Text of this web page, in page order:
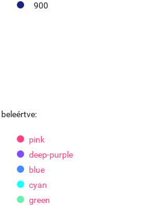
900
pink
deep-purple
blue
cyan
green